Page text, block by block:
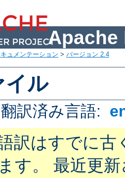
Apache
キュメンテーション > バージョン 2.4
イル
翻訳済み言語:
訳はすでに古
す。 最近更